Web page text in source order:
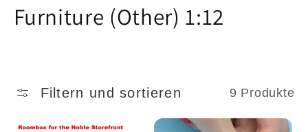
K
e
Furniture (Other) 1:12
Filtern und sortieren 9 Produkte